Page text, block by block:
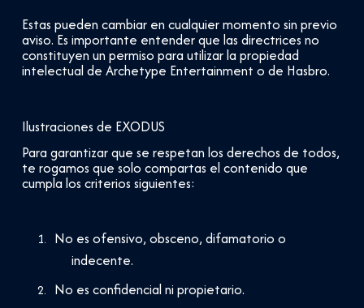
Estas pueden cambiar en cualquier momento sin previo
aviso. Es importante entender que las directrices no
constituyen un permiso para utilizar la propiedad
intelectual de Archetype Entertainment o de Hasbro.
Ilustraciones de EXODUS
Para garantizar que se respetan los derechos de todos,
te rogamos que solo compartas el contenido que
cumpla los criterios siguientes:
No es ofensivo, obsceno, difamatorio o
indecente.
No es confidencial ni propietario.